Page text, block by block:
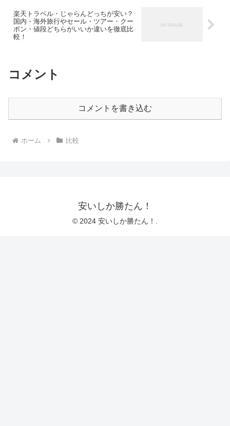
楽天トラベル・じゃらんどっちが安い？
国内・海外旅行やセール・ツアー・クー
ポン・値段どちらがいいか違いを徹底比
較！
コメント
コメントを書き込む
ホーム 比較
安いしか勝たん！
© 2024 安いしか勝たん！.